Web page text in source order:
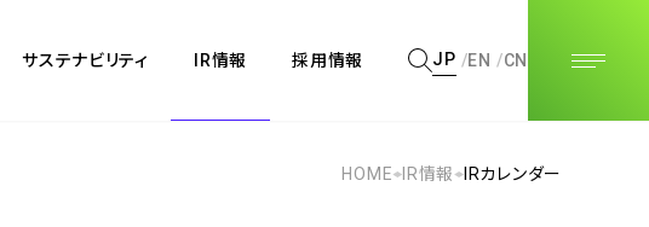
サステナビリティ IR情報 採用情報 JP EN CN
HOME IR情報 IRカレンダー
JP EN CN